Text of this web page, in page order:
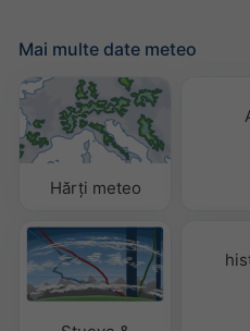
Mai multe date meteo
Hărți meteo